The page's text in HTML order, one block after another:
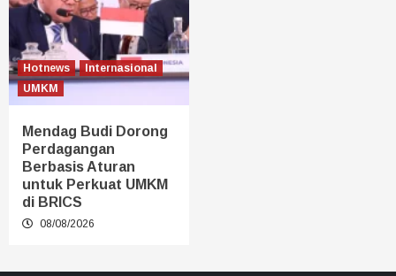
Hotnews
Internasional
UMKM
Mendag Budi Dorong
Perdagangan
Berbasis Aturan
untuk Perkuat UMKM
di BRICS
08/08/2026